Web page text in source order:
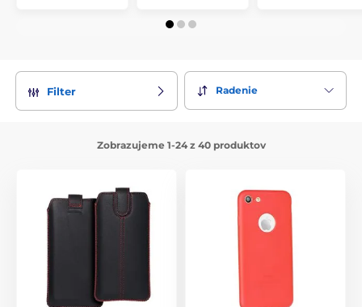
Filter Radenie
Zobrazujeme 1-24 z 40 produktov